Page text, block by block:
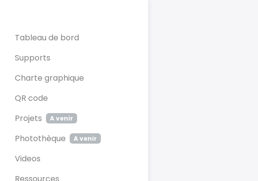
Tableau de bord
Supports
Charte graphique
QR code
Projets
A venir
Photothèque A venir
Videos
Ressources